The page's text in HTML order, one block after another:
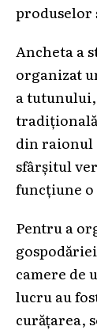
produselor
Ancheta a
organizat
a
din raionul
sfârșitul
funcțiune
Pentru a
camere de
lucru au
curățarea,